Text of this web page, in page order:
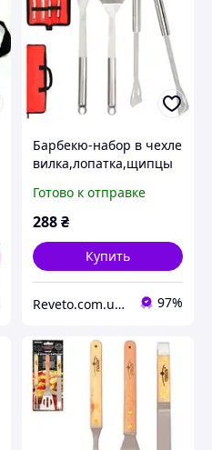
Барбекю-набор в чехле
вилка,лопатка,щипцы
Готово к отправке
288₴
Купить
Reveto.com.ua - товары для кухни, термосы и термокружки, термосумки и многое другое 97%